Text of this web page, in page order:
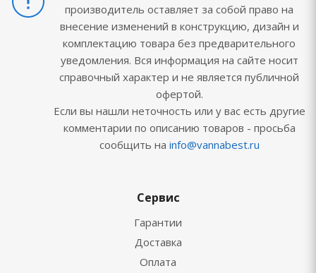
производитель оставляет за собой право на
внесение изменений в конструкцию, дизайн и
комплектацию товара без предварительного
уведомления. Вся информация на сайте носит
справочный характер и не является публичной
офертой.
Если вы нашли неточность или у вас есть другие
комментарии по описанию товаров - просьба
сообщить на info@vannabest.ru
Сервис
Гарантии
Доставка
Оплата